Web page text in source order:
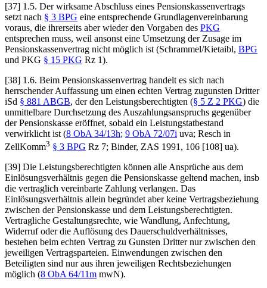
[37] 1.5. Der wirksame Abschluss eines Pensionskassenvertrags
setzt nach § 3 BPG eine entsprechende Grundlagenvereinbarung
voraus, die ihrerseits aber wieder den Vorgaben des PKG
entsprechen muss, weil ansonst eine Umsetzung der Zusage im
Pensionskassenvertrag nicht möglich ist (Schrammel/Kietaibl, BPG
und PKG § 15 PKG Rz 1).
[38] 1.6. Beim Pensionskassenvertrag handelt es sich nach
herrschender Auffassung um einen echten Vertrag zugunsten Dritter
iSd § 881 ABGB, der den Leistungsberechtigten (§ 5 Z 2 PKG) die
unmittelbare Durchsetzung des Auszahlungsanspruchs gegenüber
der Pensionskasse eröffnet, sobald ein Leistungstatbestand
verwirklicht ist (8 ObA 34/13h; 9 ObA 72/07i uva; Resch in
ZellKomm3 § 3 BPG Rz 7; Binder, ZAS 1991, 106 [108] ua).
[39] Die Leistungsberechtigten können alle Ansprüche aus dem
Einlösungsverhältnis gegen die Pensionskasse geltend machen, insb
die vertraglich vereinbarte Zahlung verlangen. Das
Einlösungsverhältnis allein begründet aber keine Vertragsbeziehung
zwischen der Pensionskasse und dem Leistungsberechtigten.
Vertragliche Gestaltungsrechte, wie Wandlung, Anfechtung,
Widerruf oder die Auflösung des Dauerschuldverhältnisses,
bestehen beim echten Vertrag zu Gunsten Dritter nur zwischen den
jeweiligen Vertragsparteien. Einwendungen zwischen den
Beteiligten sind nur aus ihren jeweiligen Rechtsbeziehungen
möglich (8 ObA 64/11m mwN).